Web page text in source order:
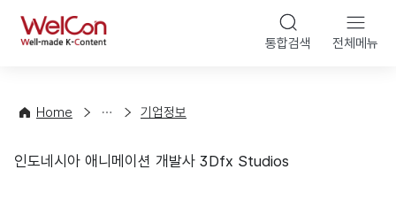
WelCon 통합검색 전체메뉴
Home
컨
팅
해
기
정
기업정보
기업정보
인도네시아 애니메이션 개발사 3Dfx Studios